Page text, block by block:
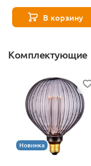
В корзину
Комплектующие
Новинка